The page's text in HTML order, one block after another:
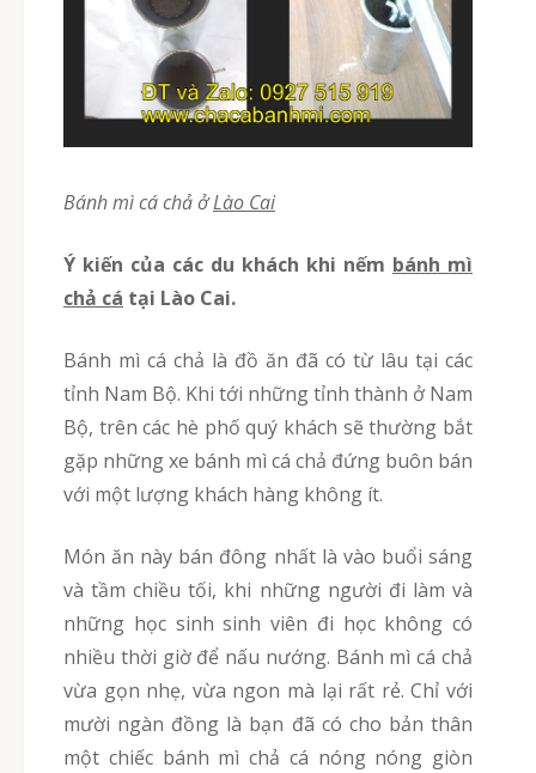
Bánh mì cá chả ởLào Cai
Ý kiến của các du khách khi nếm bánh mì
chả cá tại Lào Cai.
Bánh mì cá chả là đồ ăn đã có từ lâu tại các
tỉnh Nam Bộ. Khi tới những tỉnh thành ở Nam
Bộ, trên các hè phố quý khách sẽ thường bắt
gặp những xe bánh mì cá chả đứng buôn bán
với một lượng khách hàng không ít.
Món ăn này bán đông nhất là vào buổi sáng
và tầm chiều tối, khi những người đi làm và
những học sinh sinh viên đi học không có
nhiều thời giờ để nấu nướng. Bánh mì cá chả
vừa gọn nhẹ, vừa ngon mà lại rất rẻ. Chỉ với
mười ngàn đồng là bạn đã có cho bản thân
một chiếc bánh mì chả cá nóng nóng giòn